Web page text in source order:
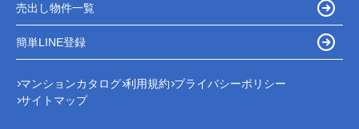
売出し物件一覧
簡単LINE登録
マンションカタログ 利用規約 プライバシーポリシー
サイトマップ